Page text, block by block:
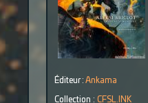
Éditeur : Ankama
Collection : CFSL.INK